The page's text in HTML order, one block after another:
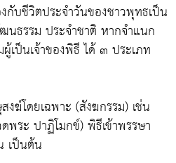
กับชีวิตประจำวันของชาวพุทธเป็น
นธรรม ประจำชาติ หากจำแนก
เป็นเจ้าของพิธี ได้ ๓ ประเภท
ฆ์โดยเฉพาะ (สังฆกรรม) เช่น
พระ ปาฏิโมกข์) พิธีเข้าพรรษา
เป็นต้น